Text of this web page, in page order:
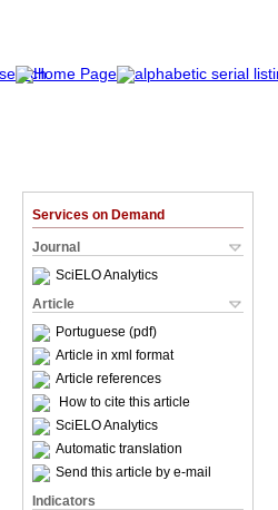
Services on Demand
Journal
SciELO Analytics
Article
Portuguese (pdf)
Article in xml format
Article references
How to cite this article
SciELO Analytics
Automatic translation
Send this article by e-mail
Indicators